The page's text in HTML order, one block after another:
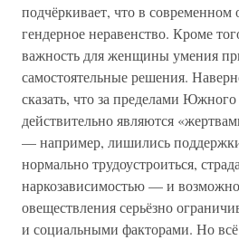
подчёркивает, что в современном
гендерное неравенство. Кроме
важность для женщины умения
самостоятельные решения.
сказать, что за пределами
действительно являются
— например, лишились
нормально трудоустроиться,
наркозависимостью — и
овеществления серьёзно
и социальными факторами. Но всё